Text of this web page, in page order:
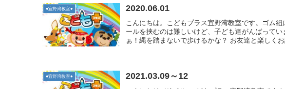
●宜野湾教室● 2020.06.01
こんにちは。こどもプラス宜野湾教室です。ゴム
ールを挟むのは難しいけど、子ども達がんばって
ぁ！縄を踏まないで歩けるかな？ お友達と楽しくお
●宜野湾教室● 2021.03.09～12